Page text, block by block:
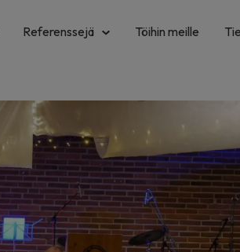
Referenssejä Töihin meille